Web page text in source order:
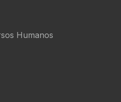
Humanos